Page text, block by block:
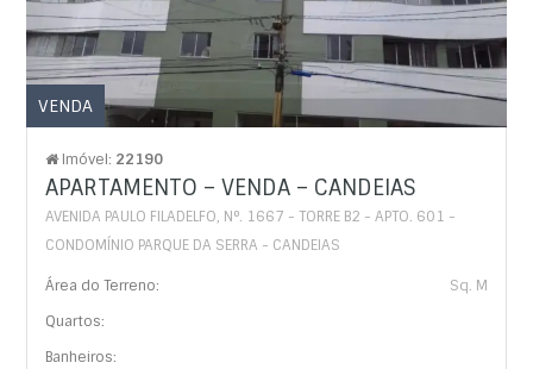
VENDA
Imóvel: 22190
APARTAMENTO – VENDA – CANDEIAS
AVENIDA PAULO FILADELFO, N°. 1667 - TORRE B2 - APTO. 601 -
CONDOMÍNIO PARQUE DA SERRA - CANDEIAS
Área do Terreno:
Sq. M
Quartos:
Banheiros: